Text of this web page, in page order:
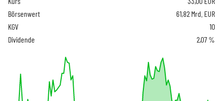
Börsenwert
61,82 Mrd. EUR
KGV
10
Dividende
2,07 %